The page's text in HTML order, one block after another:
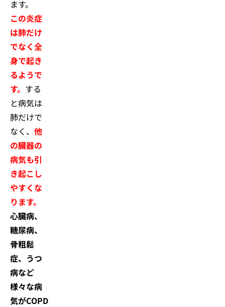
ます。
この炎症
は肺だけ
でなく全
身で起き
るようで
す。 する
と病気は
肺だけで
なく、 他
の臓器の
病気も引
き起こし
やすくな
ります。
心臓病、
糖尿病、
骨粗鬆
症、うつ
病など
様々な病
気がCOPD